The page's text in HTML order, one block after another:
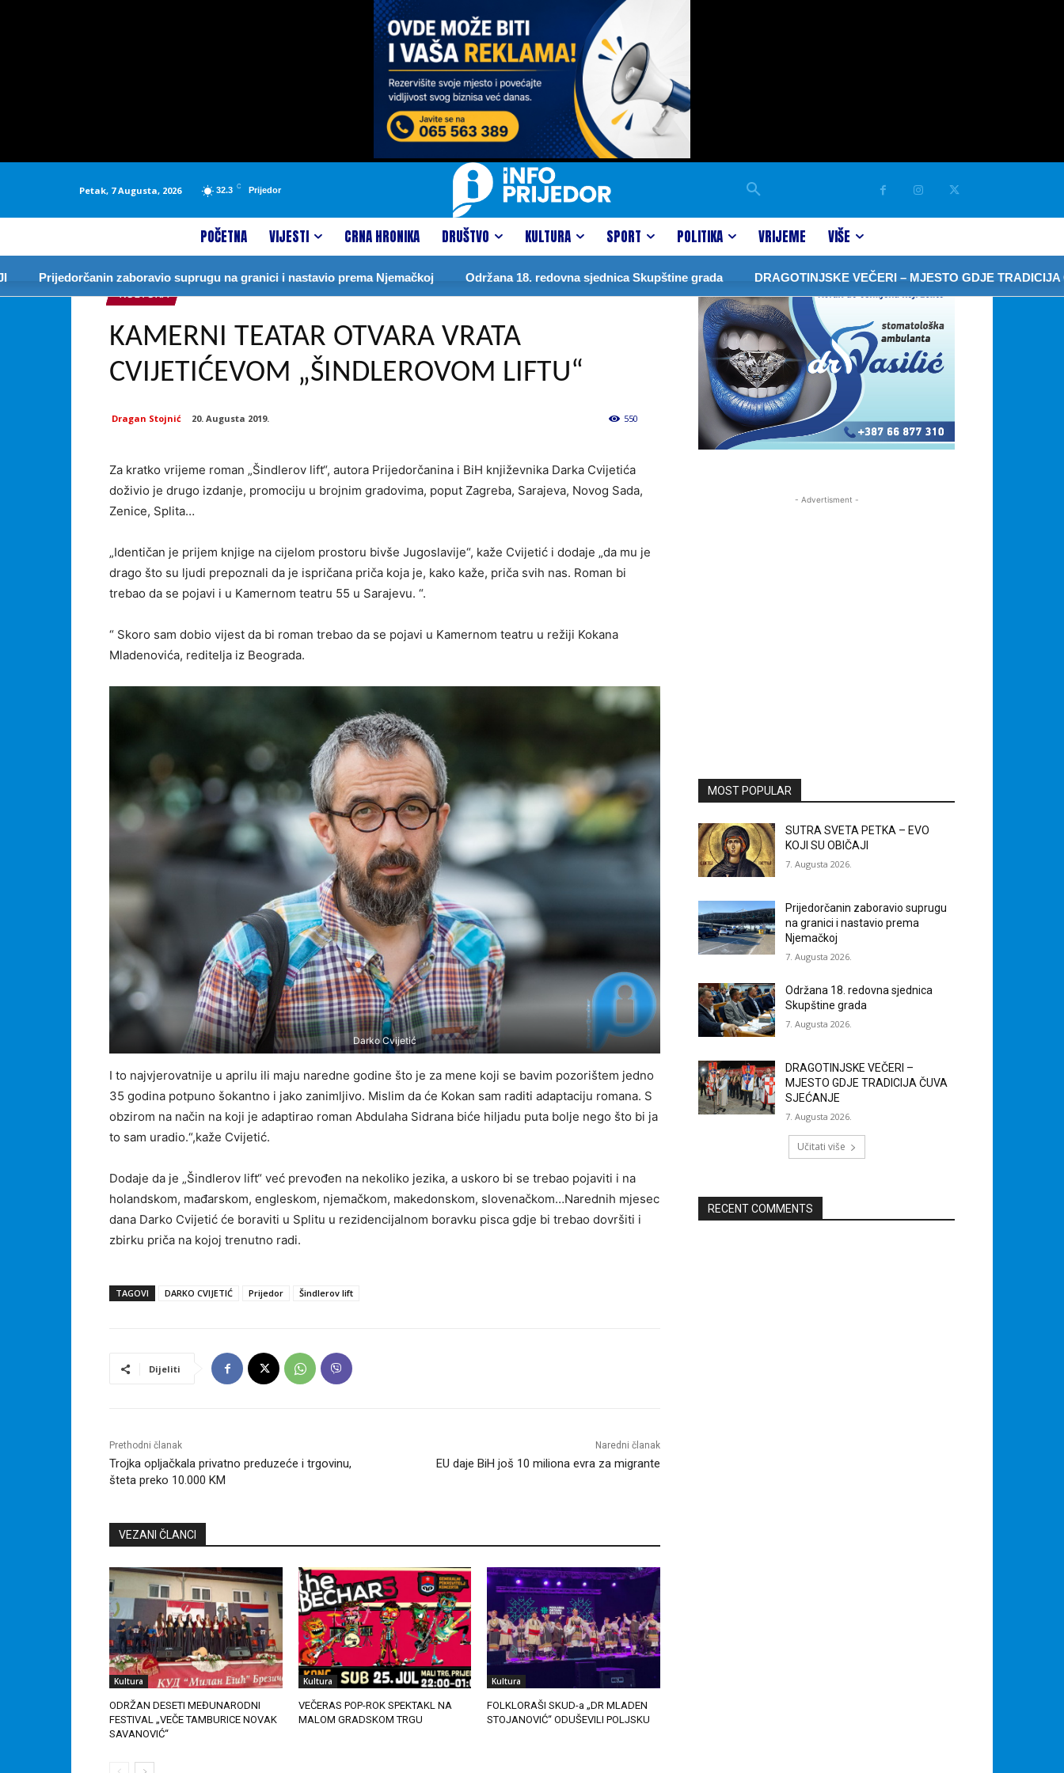
Petak, 7 Augusta, 2026 32.3 C Prijedor
POČETNA VIJESTI CRNA HRONIKA DRUŠTVO KULTURA SPORT POLITIKA VRIJEME VIŠE
Prijedorčanin zaboravio suprugu na granici i nastavio prema Njemačkoj Održana 18. redovna sjednica Skupštine grada DRAGOTINJSKE VEČERI – MJESTO GDJE TRADICIJA
KULTURA
KAMERNI TEATAR OTVARA VRATA
CVIJETIĆEVOM „ŠINDLEROVOM LIFTU“
Dragan Stojnić 20. Augusta 2019. 550
Za kratko vrijeme roman „Šindlerov lift“, autora Prijedorčanina i BiH književnika Darka Cvijetića
doživio je drugo izdanje, promociju u brojnim gradovima, poput Zagreba, Sarajeva, Novog Sada,
Zenice, Splita…
„Identičan je prijem knjige na cijelom prostoru bivše Jugoslavije“, kaže Cvijetić i dodaje „da mu je
drago što su ljudi prepoznali da je ispričana priča koja je, kako kaže, priča svih nas. Roman bi
trebao da se pojavi i u Kamernom teatru 55 u Sarajevu. “.
“ Skoro sam dobio vijest da bi roman trebao da se pojavi u Kamernom teatru u režiji Kokana
Mladenovića, reditelja iz Beograda.
Darko Cvijetić
I to najvjerovatnije u aprilu ili maju naredne godine što je za mene koji se bavim pozorištem jedno
35 godina potpuno šokantno i jako zanimljivo. Mislim da će Kokan sam raditi adaptaciju romana. S
obzirom na način na koji je adaptirao roman Abdulaha Sidrana biće hiljadu puta bolje nego što bi ja
to sam uradio.“,kaže Cvijetić.
Dodaje da je „Šindlerov lift“ već prevođen na nekoliko jezika, a uskoro bi se trebao pojaviti i na
holandskom, mađarskom, engleskom, njemačkom, makedonskom, slovenačkom…Narednih mjesec
dana Darko Cvijetić će boraviti u Splitu u rezidencijalnom boravku pisca gdje bi trebao dovršiti i
zbirku priča na kojoj trenutno radi.
TAGOVI DARKO CVIJETIĆ Prijedor Šindlerov lift
Dijeliti
Prethodni članak
Trojka opljačkala privatno preduzeće i trgovinu,
šteta preko 10.000 KM
Naredni članak
EU daje BiH još 10 miliona evra za migrante
VEZANI ČLANCI
Kultura
ODRŽAN DESETI MEĐUNARODNI
FESTIVAL „VEČE TAMBURICE NOVAK
SAVANOVIĆ“
Kultura
VEČERAS POP-ROK SPEKTAKL NA
MALOM GRADSKOM TRGU
Kultura
FOLKLORAŠI SKUD-a „DR MLADEN
STOJANOVIĆ“ ODUŠEVILI POLJSKU
- Advertisment -
MOST POPULAR
SUTRA SVETA PETKA – EVO
KOJI SU OBIČAJI
7. Augusta 2026.
Prijedorčanin zaboravio suprugu
na granici i nastavio prema
Njemačkoj
7. Augusta 2026.
Održana 18. redovna sjednica
Skupštine grada
7. Augusta 2026.
DRAGOTINJSKE VEČERI –
MJESTO GDJE TRADICIJA ČUVA
SJEĆANJE
7. Augusta 2026.
Učitati više
RECENT COMMENTS